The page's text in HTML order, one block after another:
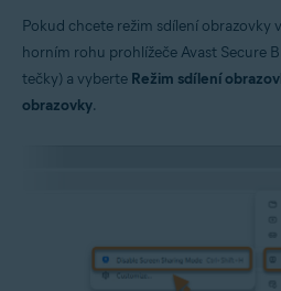
Pokud chcete režim sdílení obrazovky
horním rohu prohlížeče Avast Secure
tečky) a vyberte Režim sdílení
obrazovky.